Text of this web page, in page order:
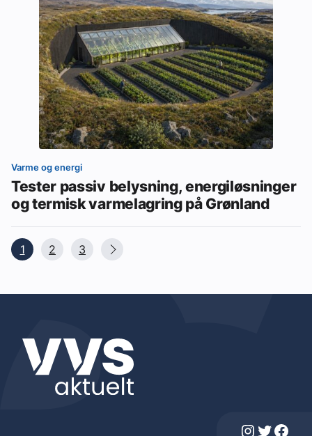
Varme og energi
Tester passiv belysning, energiløsninger
og termisk varmelagring på Grønland
1 2 3
Instagram Twitter Facebook